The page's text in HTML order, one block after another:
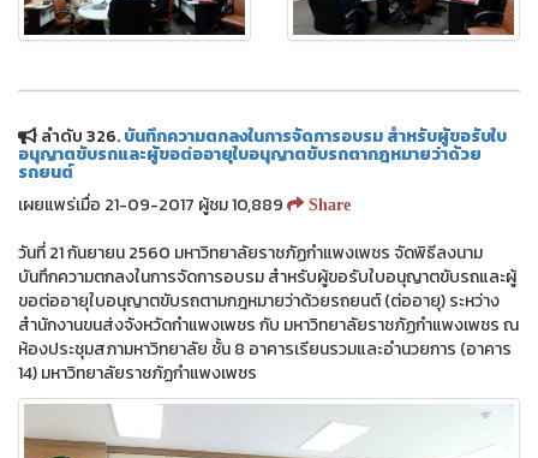
ลำดับ 326.บันทึกความตกลงในการจัดการอบรม สำหรับผู้ขอรับใบ
อนุญาตขับรถและผู้ขอต่ออายุใบอนุญาตขับรถตากฎหมายว่าด้วย
รถยนต์
เผยแพร่เมื่อ 21-09-2017 ผู้ชม 10,889
Share
วันที่ 21 กันยายน 2560 มหาวิทยาลัยราชภัฏกำแพงเพชร จัดพิธีลงนาม
บันทึกความตกลงในการจัดการอบรม สำหรับผู้ขอรับใบอนุญาตขับรถและผู้
ขอต่ออายุใบอนุญาตขับรถตามกฎหมายว่าด้วยรถยนต์ (ต่ออายุ) ระหว่าง
สำนักงานขนส่งจังหวัดกำแพงเพชร กับ มหาวิทยาลัยราชภัฏกำแพงเพชร ณ
ห้องประชุมสภามหาวิทยาลัย ชั้น 8 อาคารเรียนรวมและอำนวยการ (อาคาร
14) มหาวิทยาลัยราชภัฏกำแพงเพชร